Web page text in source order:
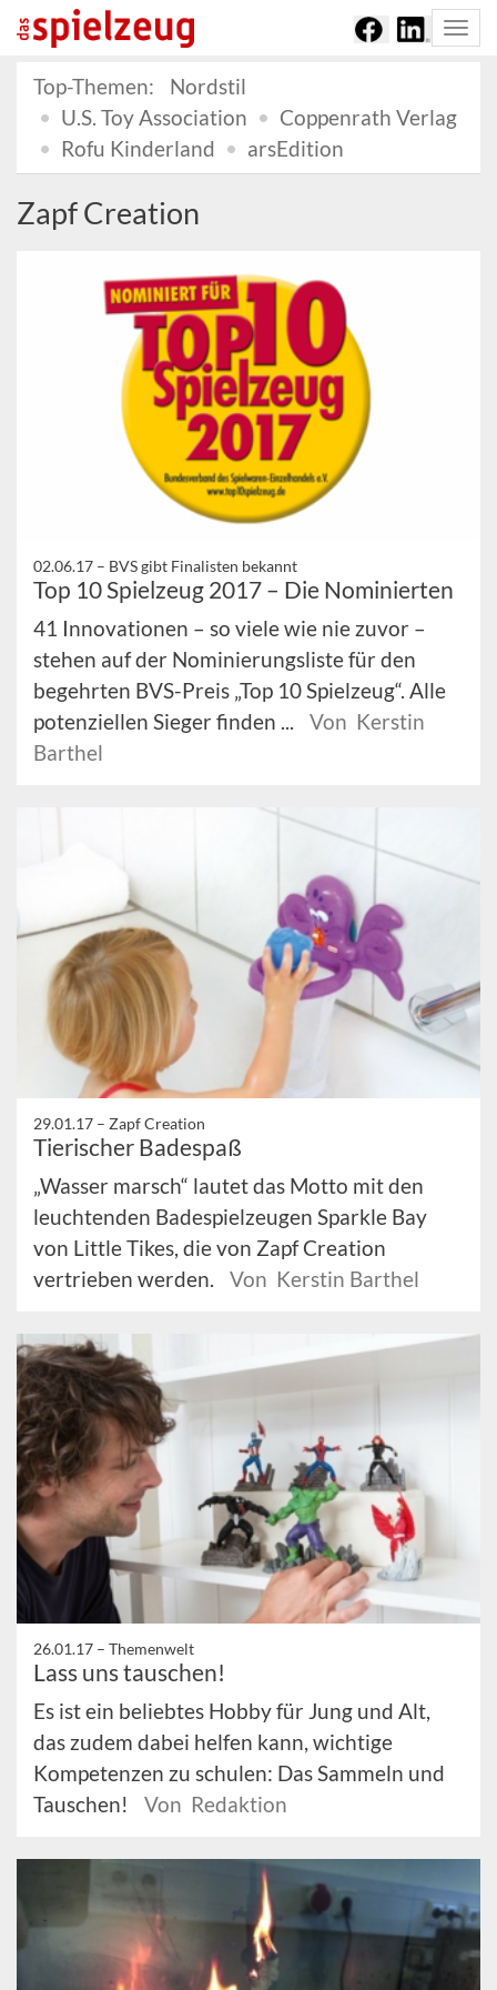
Top-Themen:
Nordstil
U.S. Toy Association
Coppenrath Verlag
Rofu Kinderland
arsEdition
Zapf Creation
02.06.17 – BVS gibt Finalisten bekannt
Top 10 Spielzeug 2017 – Die Nominierten
41 Innovationen – so viele wie nie zuvor –
stehen auf der Nominierungsliste für den
begehrten BVS-Preis „Top 10 Spielzeug“. Alle
potenziellen Sieger finden ...
Von Kerstin
Barthel
29.01.17 – Zapf Creation
Tierischer Badespaß
„Wasser marsch“ lautet das Motto mit den
leuchtenden Badespielzeugen Sparkle Bay
von Little Tikes, die von Zapf Creation
vertrieben werden.
Von Kerstin Barthel
26.01.17 – Themenwelt
Lass uns tauschen!
Es ist ein beliebtes Hobby für Jung und Alt,
das zudem dabei helfen kann, wichtige
Kompetenzen zu schulen: Das Sammeln und
Tauschen!
Von Redaktion